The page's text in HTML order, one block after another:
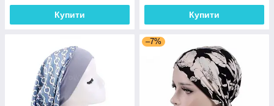
Купити Купити
–7%